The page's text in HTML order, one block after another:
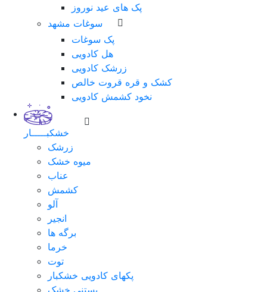
پک های عید نوروز
سوغات مشهد
پک سوغات
هل کادویی
زرشک کادویی
کشک و قره قروت خالص
نخود کشمش کادویی
خشکبـــــار
زرشک
میوه خشک
عناب
کشمش
آلو
انجیر
برگه ها
خرما
توت
پکهای کادویی خشکبار